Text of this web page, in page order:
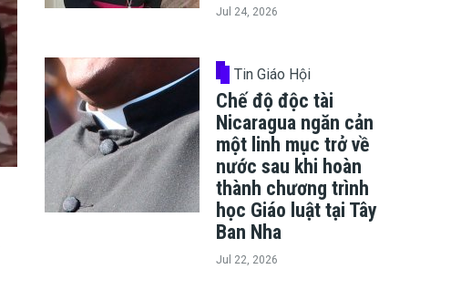
Jul 24, 2026
Tin Giáo Hội
Chế độ độc tài
Nicaragua ngăn cản
một linh mục trở về
nước sau khi hoàn
thành chương trình
học Giáo luật tại Tây
Ban Nha
Jul 22, 2026